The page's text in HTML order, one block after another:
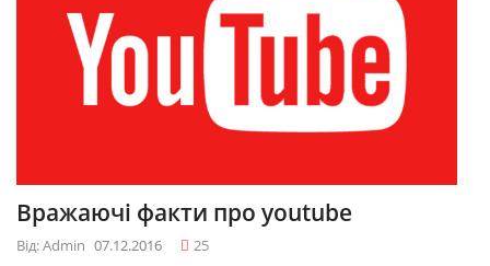
Вражаючі факти про youtube
Від: Admin 07.12.2016 25